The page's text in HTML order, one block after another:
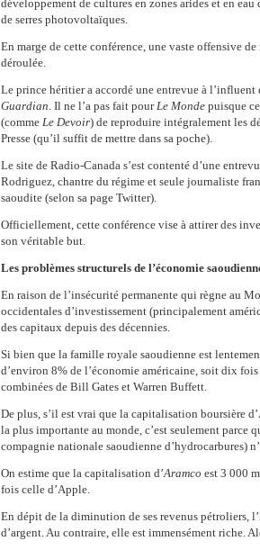
développement de cultures en zones arides et en
de serres photovoltaïques.
En marge de cette conférence, une vaste offensive
déroulée.
Le prince héritier a accordé une entrevue à
Guardian . Il ne l’a pas fait pour Le Monde puisque
(comme Le Devoir) de reproduire intégralement les
Presse (qu’il suffit de mettre dans sa poche).
Le site de Radio-Canada s’est contenté d’une
Rodriguez, chantre du régime et seule journaliste
saoudite (selon sa page Twitter).
Officiellement, cette conférence vise à attirer des
son véritable but.
Les problèmes structurels de l’économie
En raison de l’insécurité permanente qui règne au
occidentales d’investissement (principalement
des capitaux depuis des décennies.
Si bien que la famille royale saoudienne est
d’environ 8% de l’économie américaine, soit dix
combinées de Bill Gates et Warren Buffett.
De plus, s’il est vrai que la capitalisation boursière
la plus importante au monde, c’est seulement parce
compagnie nationale saoudienne d’hydrocarbures)
On estime que la capitalisation d’Aramco est 3 000
fois celle d’Apple.
En dépit de la diminution de ses revenus pétroliers,
d’argent. Au contraire, elle est immensément riche.